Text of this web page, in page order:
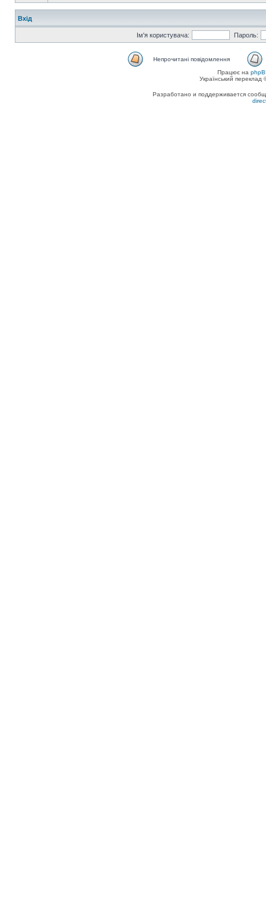
Вхід
Ім'я користувача: Пароль:
Непрочитані повідомлення
Працює на
Український
Разработано и поддерживается